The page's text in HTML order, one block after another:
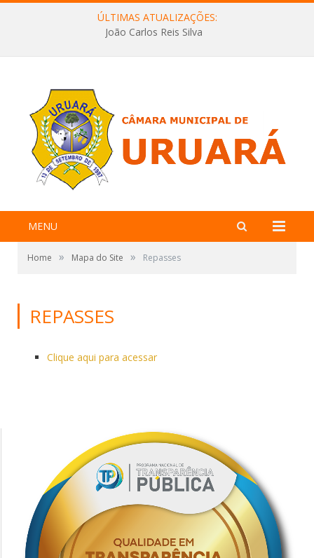
ÚLTIMAS ATUALIZAÇÕES:
João Carlos Reis Silva
MENU
Home » Mapa do Site » Repasses
REPASSES
Clique aqui para acessar